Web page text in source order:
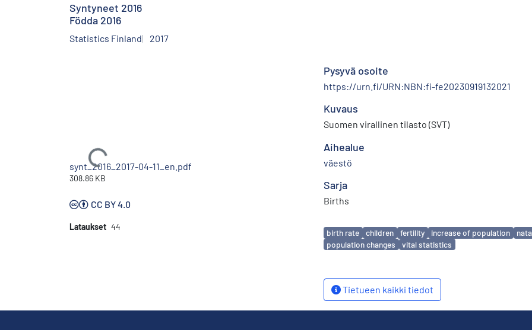
Syntyneet 2016
Födda 2016
Statistics Finland 2017
Ladataan...
synt_2016_2017-04-11_en.pdf
308.86 KB
CC BY 4.0
Lataukset 44
Pysyvä osoite
https://urn.fi/URN:NBN:fi-fe20230919132021
Kuvaus
Suomen virallinen tilasto (SVT)
Aihealue
väestö
Sarja
Births
Avainsanat
birth rate children fertility increase of population
population changes
vital statistics
Tietueen kaikki tiedot